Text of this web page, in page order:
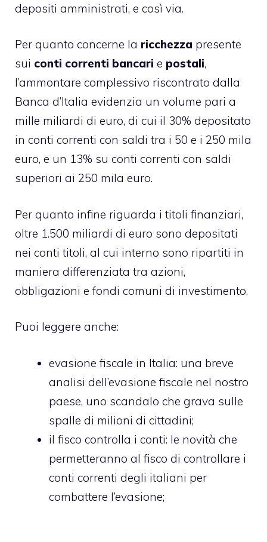
depositi amministrati, e così via.
Per quanto concerne la ricchezza presente
sui conti correnti bancari e postali,
l’ammontare complessivo riscontrato dalla
Banca d’Italia evidenzia un volume pari a
mille miliardi di euro, di cui il 30% depositato
in conti correnti con saldi tra i 50 e i 250 mila
euro, e un 13% su conti correnti con saldi
superiori ai 250 mila euro.
Per quanto infine riguarda i titoli finanziari,
oltre 1.500 miliardi di euro sono depositati
nei conti titoli, al cui interno sono ripartiti in
maniera differenziata tra azioni,
obbligazioni e fondi comuni di investimento.
Puoi leggere anche:
evasione fiscale in Italia: una breve
analisi dell’evasione fiscale nel nostro
paese, uno scandalo che grava sulle
spalle di milioni di cittadini;
il fisco controlla i conti: le novità che
permetteranno al fisco di controllare i
conti correnti degli italiani per
combattere l’evasione;